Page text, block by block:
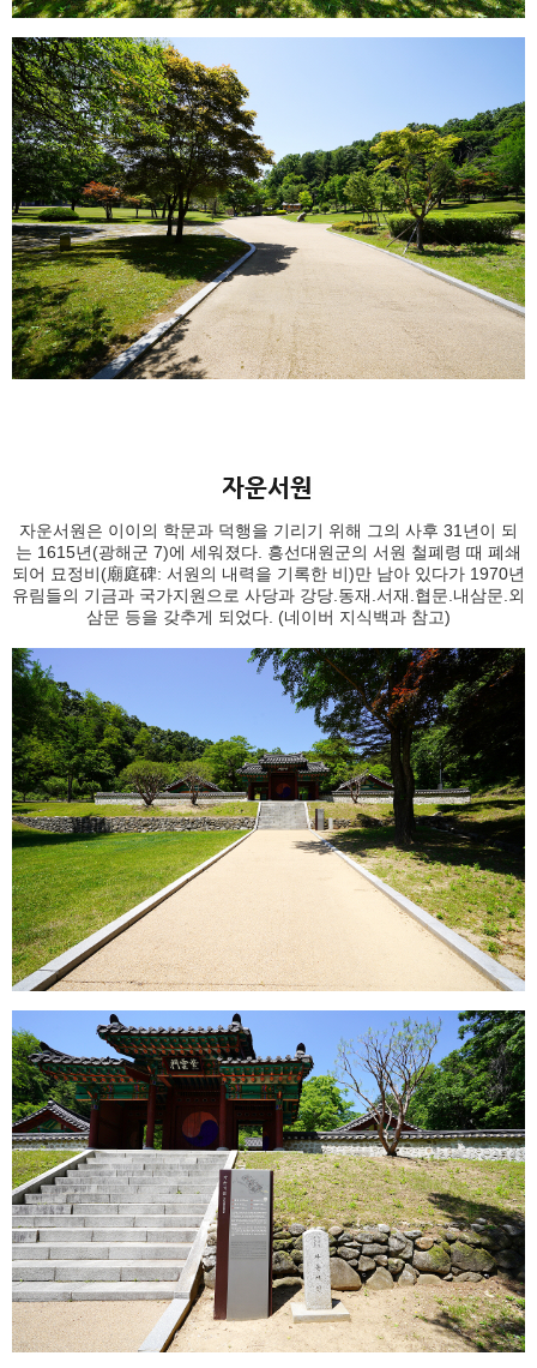
자운서원은 이이의 학문과 덕행을 기리기 위해 그의 사후 31년이 되
는 1615년(광해군 7)에 세워졌다. 흥선대원군의 서원 철폐령 때 폐쇄
되어 묘정비(廟庭碑: 서원의 내력을 기록한 비)만 남아 있다가 1970년
유림들의 기금과 국가지원으로 사당과 강당.동재.서재.협문.내삼문.외
삼문 등을 갖추게 되었다. (네이버 지식백과 참고)